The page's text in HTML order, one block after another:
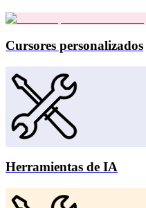
Cursores personalizados
Herramientas de IA